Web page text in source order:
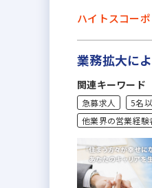
ハイトスコー
業務拡大に
関連キーワード
急募求人
5名
他業界の営業経験